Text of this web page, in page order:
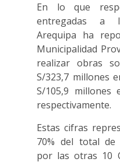
En lo que
entregadas a
Arequipa ha
Municipalidad
realizar obras
S/323,7 millones
S/105,9
respectivamente.
Estas cifras
70% del total de
por las otras 10